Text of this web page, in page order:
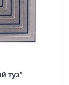
туз"